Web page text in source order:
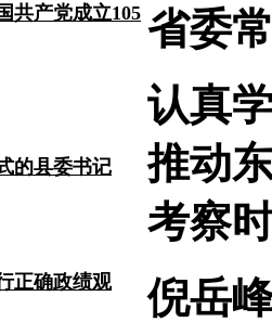
共产党成立105
的县委书记
正确政绩观
省委
认真
推动
考察
倪岳